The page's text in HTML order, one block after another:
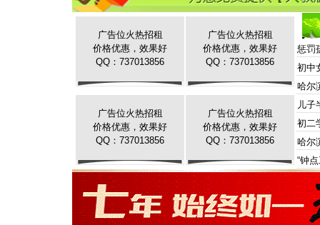
广告位火热招租
价格优惠，效果好
QQ：737013856
广告位火热招租
价格优惠，效果好
QQ：737013856
惩罚
初中
哈尔
儿子
初二
哈尔
“钟
广告位火热招租
价格优惠，效果好
QQ：737013856
广告位火热招租
价格优惠，效果好
QQ：737013856